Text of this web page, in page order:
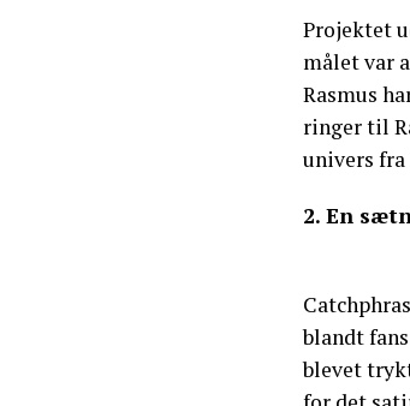
Projektet
målet var
Rasmus
ringer til
univers fra
2. En
blandt
blevet